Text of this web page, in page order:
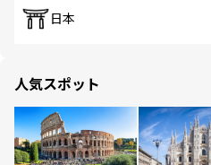
日本
人気スポット